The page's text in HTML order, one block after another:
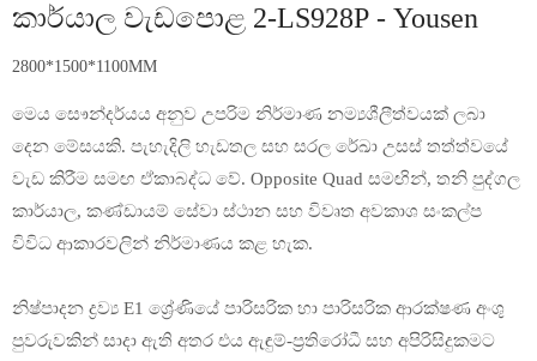
කාර්යාල වැඩපොළ 2-LS928P - Yousen
2800*1500*1100MM
මෙය සෞන්දර්යය අනුව උපරිම නිර්මාණ නම්‍යශීලීත්වයක් ලබා
දෙන මේසයකි. පැහැදිලි හැඩතල සහ සරල රේඛා උසස් තත්ත්වයේ
වැඩ කිරීම සමඟ ඒකාබද්ධ වේ. Opposite Quad සමඟින්, තනි පුද්ගල
කාර්යාල, කණ්ඩායම් සේවා ස්ථාන සහ විවෘත අවකාශ සංකල්ප
විවිධ ආකාරවලින් නිර්මාණය කළ හැක.
නිෂ්පාදන ද්‍රව්‍ය E1 ශ්‍රේණියේ පාරිසරික හා පාරිසරික ආරක්ෂණ අංශු
පුවරුවකින් සාදා ඇති අතර එය ඇඳුම්-ප්‍රතිරෝධී සහ අපිරිසිදුකමට